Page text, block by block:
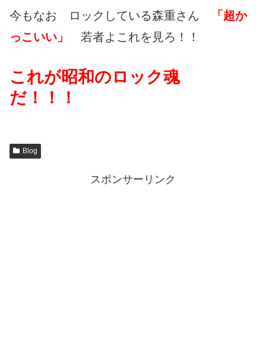
今もなお ロックしている森重さん
「超か
っこいい」 若者よこれを見ろ！！
これが昭和のロック魂
だ！！！
Blog
スポンサーリンク